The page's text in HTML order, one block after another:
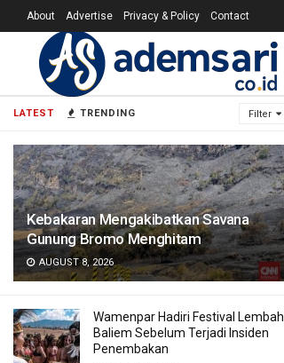
LATEST TRENDING Filter
Kebakaran Mengakibatkan Savana
Gunung Bromo Menghitam
AUGUST 8, 2026
Wamenpar Hadiri Festival Lembah
Baliem Sebelum Terjadi Insiden
Penembakan
About Advertise Privacy & Policy Contact